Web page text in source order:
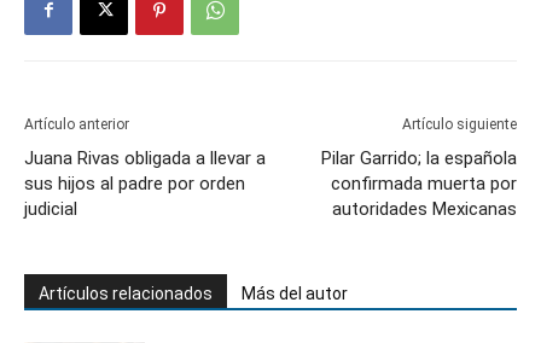
Artículo anterior
Juana Rivas obligada a llevar a
sus hijos al padre por orden
judicial
Artículo siguiente
Pilar Garrido; la española
confirmada muerta por
autoridades Mexicanas
Artículos relacionados Más del autor